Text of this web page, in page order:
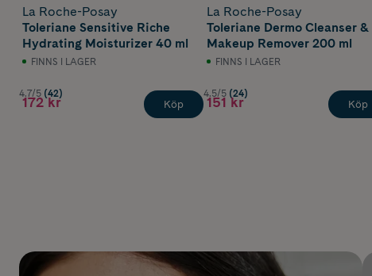
La Roche-Posay
Toleriane Sensitive Riche
Hydrating Moisturizer 40 ml
FINNS I LAGER
4.7/5 (42)
172 kr Köp
La Roche-Posay
Toleriane Dermo Cleanser &
Makeup Remover 200 ml
FINNS I LAGER
4.5/5 (24)
151 kr Köp